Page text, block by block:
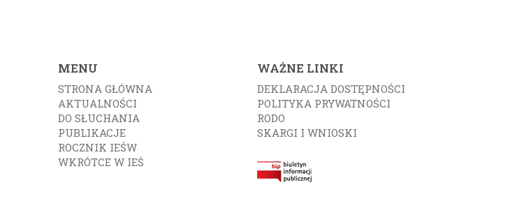
MENU
STRONA GŁÓWNA
AKTUALNOŚCI
DO SŁUCHANIA
PUBLIKACJE
ROCZNIK IEŚW
WKRÓTCE W IEŚ
WAŻNE LINKI
DEKLARACJA DOSTĘPNOŚCI
POLITYKA PRYWATNOŚCI
RODO
SKARGI I WNIOSKI